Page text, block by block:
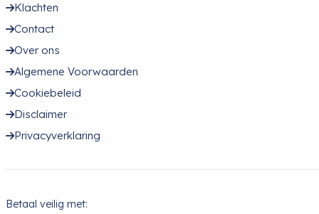
Klachten
Contact
Over ons
Algemene Voorwaarden
Cookiebeleid
Disclaimer
Privacyverklaring
Betaal veilig met: